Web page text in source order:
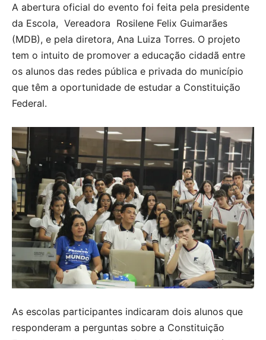
A abertura oficial do evento foi feita pela presidente
da Escola, Vereadora Rosilene Felix Guimarães
(MDB), e pela diretora, Ana Luiza Torres. O projeto
tem o intuito de promover a educação cidadã entre
os alunos das redes pública e privada do município
que têm a oportunidade de estudar a Constituição
Federal.
As escolas participantes indicaram dois alunos que
responderam a perguntas sobre a Constituição